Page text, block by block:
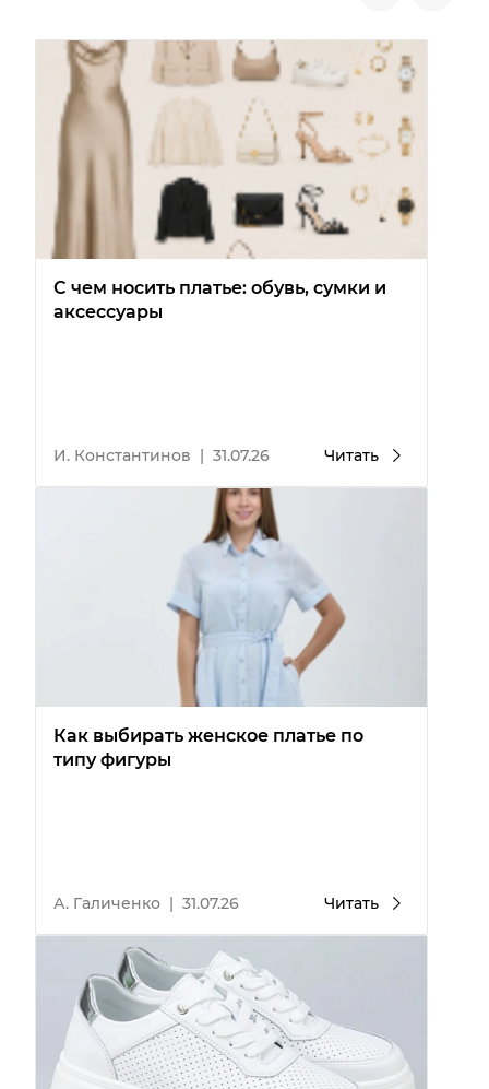
С чем носить платье: обувь, сумки и
аксессуары
И. Константинов | 31.07.26 Читать
Как выбирать женское платье по
типу фигуры
А. Галиченко | 31.07.26 Читать